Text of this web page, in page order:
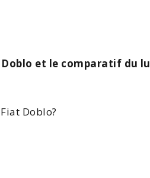
et le comparatif du
Fiat Doblo?